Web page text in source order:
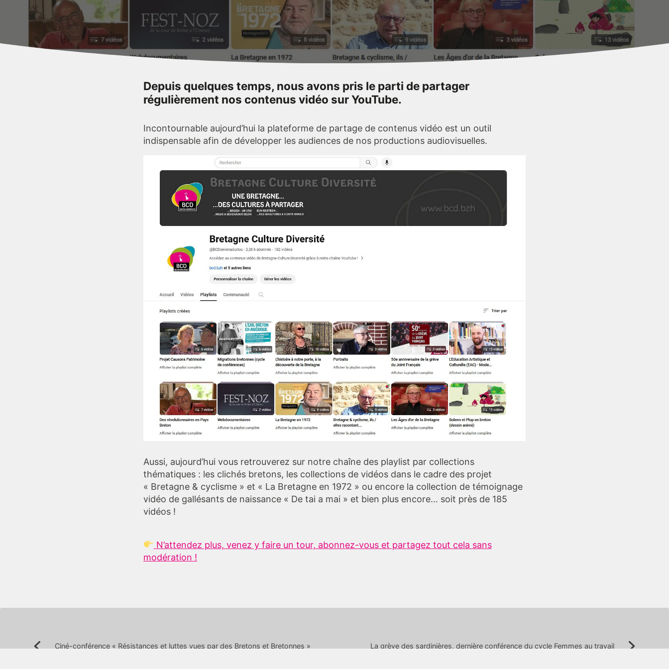
Depuis quelques temps, nous avons pris le parti de partager
régulièrement nos contenus vidéo sur YouTube.
Incontournable aujourd’hui la plateforme de partage de contenus vidéo est un outil
indispensable afin de développer les audiences de nos productions audiovisuelles.
Aussi, aujourd’hui vous retrouverez sur notre chaîne des playlist par collections
thématiques : les clichés bretons, les collections de vidéos dans le cadre des projet
« Bretagne & cyclisme » et « La Bretagne en 1972 » ou encore la collection de témoignage
vidéo de gallésants de naissance « De tai a mai » et bien plus encore… soit près de 185
vidéos !
N’attendez plus, venez y faire un tour, abonnez-vous et partagez tout cela sans
modération !
Navigation
Précédent:Ciné-conférence « Résistances et luttes vues par des Bretons et Bretonnes » Suivant:
La grève des sardinières, dernière conférence du cycle Femmes au travail